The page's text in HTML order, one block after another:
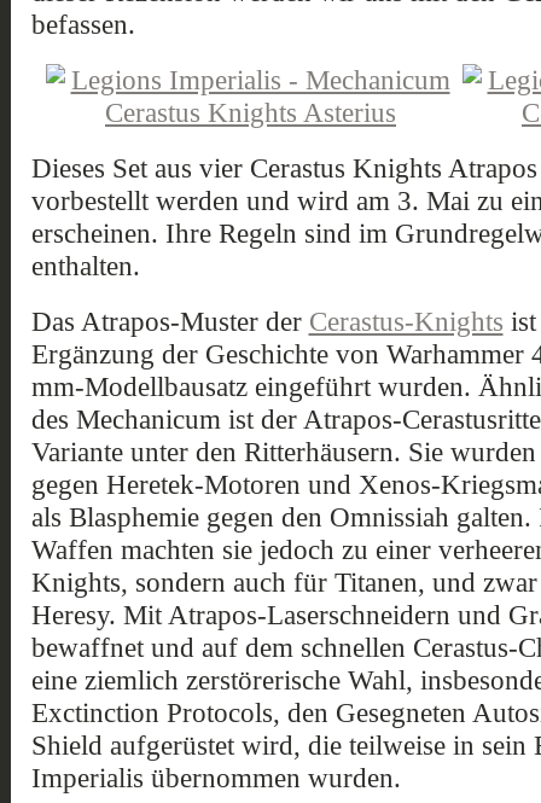
befassen.
Dieses Set aus vier Cerastus Knights
vorbestellt werden und wird am 3. Mai zu
erscheinen. Ihre Regeln sind im
enthalten.
Das Atrapos-Muster der Cerastus-Knights
Ergänzung der Geschichte von Warhammer
mm-Modellbausatz eingeführt wurden.
des Mechanicum ist der Atrapos-
Variante unter den Ritterhäusern. Sie
gegen Heretek-Motoren und Xenos-
als Blasphemie gegen den Omnissiah
Waffen machten sie jedoch zu einer
Knights, sondern auch für Titanen, und
Heresy. Mit Atrapos-Laserschneidern und
bewaffnet und auf dem schnellen Cerastus-
eine ziemlich zerstörerische Wahl,
Exctinction Protocols, den Gesegneten
Shield aufgerüstet wird, die teilweise in
Imperialis übernommen wurden.